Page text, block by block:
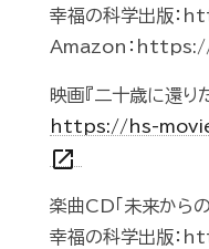
幸福の科学出版
Amazon：
映画『二十歳に還り
https://hs-
open_in_new
楽曲CD「未来からの
幸福の科学出版